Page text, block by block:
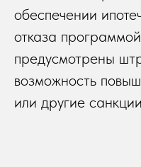
обеспечении
отказа
предусмотрены
возможность
или другие санкции